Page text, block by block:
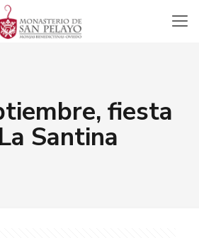
fiesta
Santina